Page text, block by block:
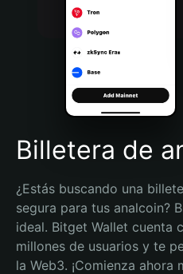
Português (Brasil)
Español (Argentina)
Billetera de
¿Estás buscando una
segura para tus analcoin?
ideal. Bitget Wallet cuenta
millones de usuarios y te
la Web3. ¡Comienza ahora